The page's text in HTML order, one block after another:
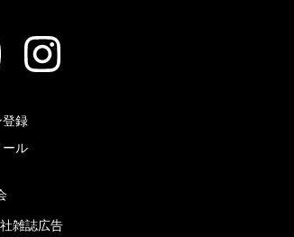
登録
ール
雑誌広告